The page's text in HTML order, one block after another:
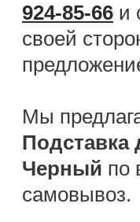
924-85-66 и
своей
Мы
Подставка
Черный по
самовывоз.